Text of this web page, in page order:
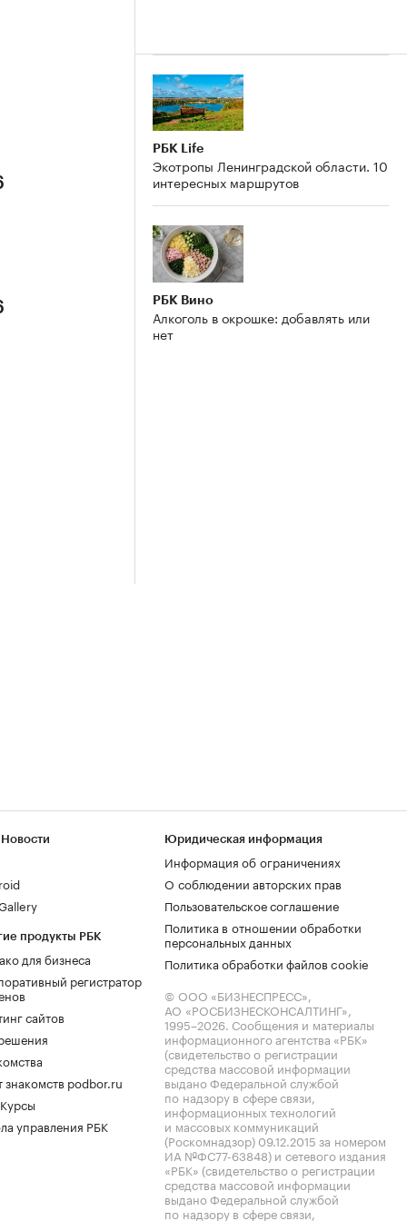
РБК Life
Экотропы Ленинградской области. 10
интересных маршрутов
РБК Вино
Алкоголь в окрошке: добавлять или
нет
продукты РБК
для бизнеса
регистратор
сайтов
знакомств podbor.ru
управления РБК
Юридическая информация
Информация об ограничениях
О соблюдении авторских прав
Пользовательское соглашение
Политика в отношении обработки
персональных данных
Политика обработки файлов cookie
© ООО «БИЗНЕСПРЕСС»,
АО «РОСБИЗНЕСКОНСАЛТИНГ»,
1995–2026. Сообщения и материалы
информационного агентства «РБК»
(свидетельство о регистрации
средства массовой информации
выдано Федеральной службой
по надзору в сфере связи,
информационных технологий
и массовых коммуникаций
(Роскомнадзор) 09.12.2015 за номером
ИА №ФС77-63848) и сетевого издания
«РБК» (свидетельство о регистрации
средства массовой информации
выдано Федеральной службой
по надзору в сфере связи,